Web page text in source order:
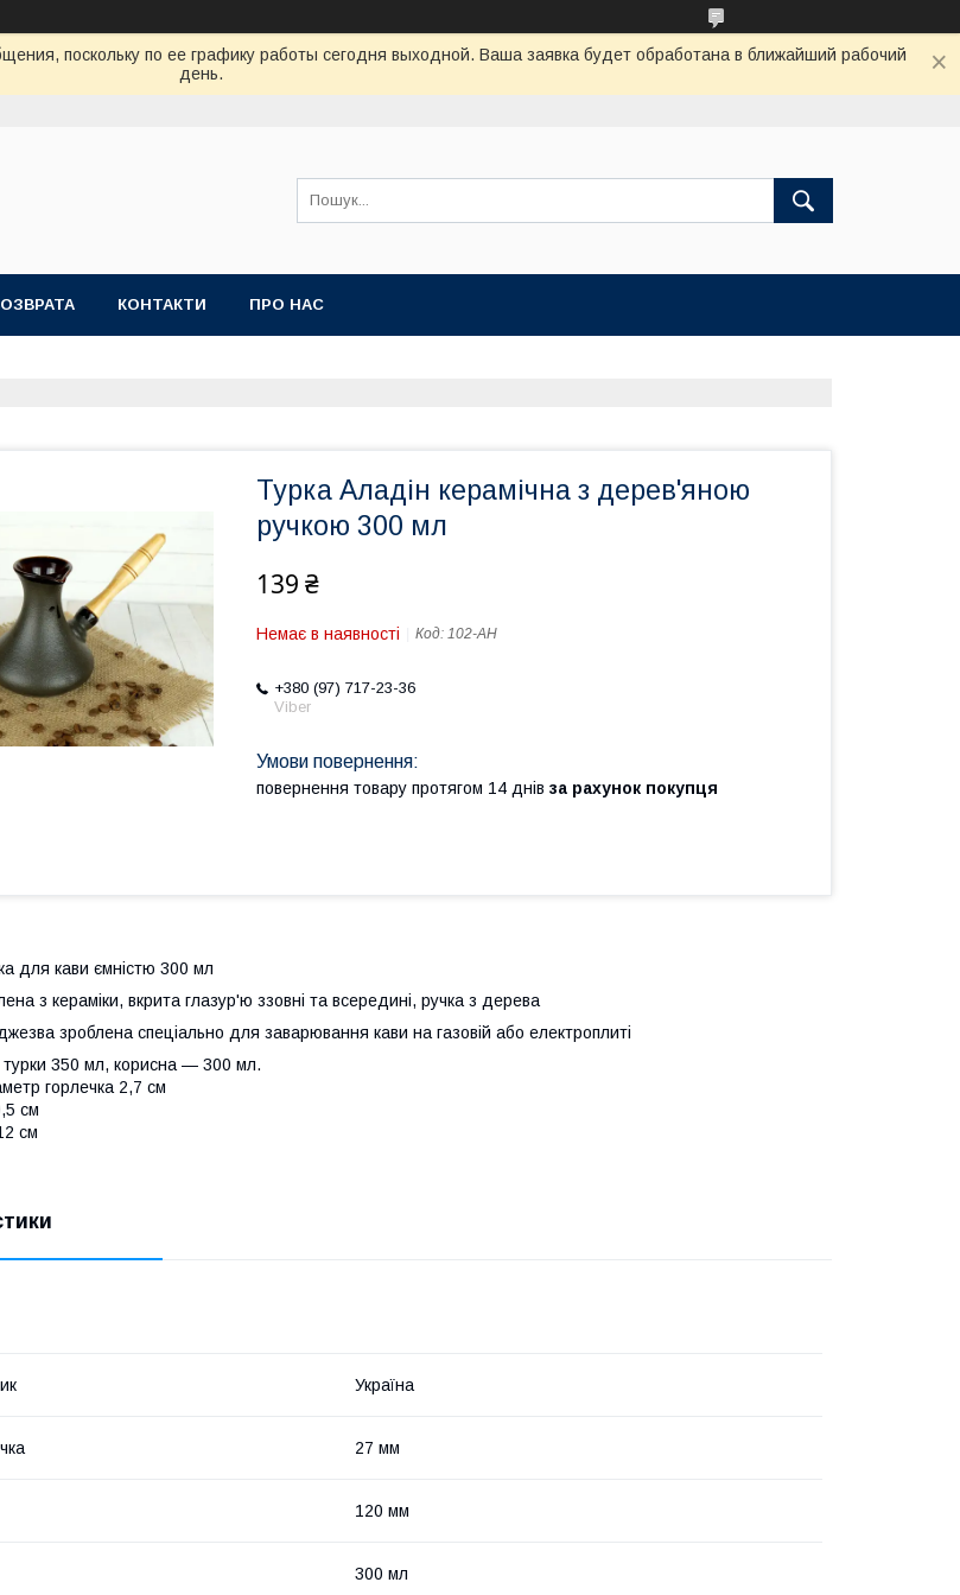
поскольку по ее графику работы сегодня выходной. Ваша заявка будет обработана в ближайший рабочий
день.
КОНТАКТИ ПРО НАС
Турка Аладін керамічна з дерев'яною
ручкою 300 мл
139 ₴
Немає в наявності Код: 102-АН
+380 (97) 717-23-36
Viber
повернення товару протягом 14 днів за рахунок покупця
для кави ємністю 300 мл
з кераміки, вкрита глазур'ю ззовні та всередині, ручка з дерева
зроблена спеціально для заварювання кави на газовій або електроплиті
турки 350 мл, корисна — 300 мл.
горлечка 2,7 см
см
см
Україна
27 мм
120 мм
300 мл